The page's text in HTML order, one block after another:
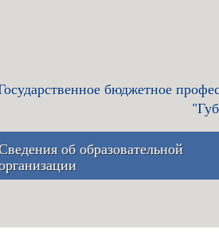
бюджетное
об образовательной